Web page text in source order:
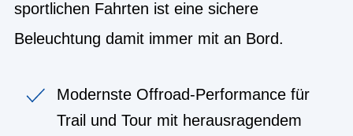
sportlichen Fahrten ist eine sichere
Beleuchtung damit immer mit an Bord.
Modernste Offroad-Performance für
Trail und Tour mit herausragendem